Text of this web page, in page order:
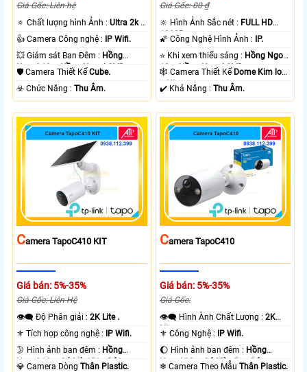
Giá Gốc: Liên hệ
🔅 Chất lượng hình Ảnh :Ultra 2k +
.
👍 Camera Công nghệ :
IP Wifi.
💥 Giám sát Ban Đêm : Hồng
Ngoại 10m Hồng Ngoại SMD.
🛡 Camera Thiết KếCube.
️☣️ Chức Năng :Thu Âm.
Giá Gốc: 00 ₫
🔆 Hình Ảnh Sắc nét : FULL HD
1080P .
🌠 Công Nghệ Hình Ảnh :
IP.
⭐ Khi xem thiếu sáng : Hồng Ngoại
10m Hồng Ngoại SMD.
🕸️ Camera Thiết Kế Dome Kim loại
+ Nhựa.
️✔️ Khả Năng :Thu Âm.
CAmera TapoC410 KIT
Giá bán: 5%-35%
Giá Gốc: Liên Hệ
👁️‍🗨 Độ Phân giải :2K Lite .
⚜️ Tích hợp công nghệ :
IP Wifi.
🌛 Hình ảnh ban đêm : Hồng
Ngoại 10m Có Màu Ban Ðêm.
💎 Camera DòngThân Plastic.
CAmera TapoC410
Giá bán: 5%-35%
Giá Gốc:
👁️‍🗨 Hình Ành Chất Lượng :2K
Lite .
⚜️ Công Nghệ :
IP Wifi.
🌔 Hình ảnh ban đêm : Hồng
Ngoại 10m Có Màu Ban Ðêm.
❄ Camera Theo MẫuThân Plastic.